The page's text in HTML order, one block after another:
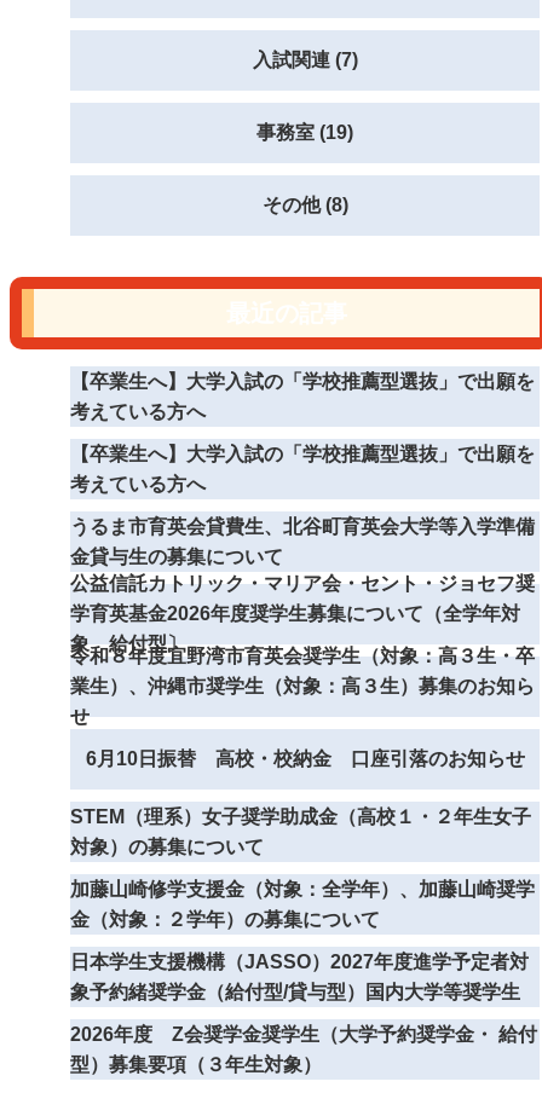
入試関連 (7)
事務室 (19)
その他 (8)
【卒業生へ】大学入試の「学校推薦型選抜」で出願を
考えている方へ
【卒業生へ】大学入試の「学校推薦型選抜」で出願を
考えている方へ
うるま市育英会貸費生、北谷町育英会大学等入学準備
金貸与生の募集について
公益信託カトリック・マリア会・セント・ジョセフ奨
学育英基金2026年度奨学生募集について（全学年対
象 給付型〕
令和８年度宜野湾市育英会奨学生（対象：高３生・卒
業生）、沖縄市奨学生（対象：高３生）募集のお知ら
せ
6月10日振替 高校・校納金 口座引落のお知らせ
STEM（理系）女子奨学助成金（高校１・２年生女子
対象）の募集について
加藤山崎修学支援金（対象：全学年）、加藤山崎奨学
金（対象：２学年）の募集について
日本学生支援機構（JASSO）2027年度進学予定者対
象予約緒奨学金（給付型/貸与型）国内大学等奨学生
2026年度 Z会奨学金奨学生（大学予約奨学金・ 給付
型）募集要項（３年生対象）